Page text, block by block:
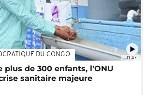
01:47
DU CONGO
plus de 300 enfants, l'ONU
sanitaire majeure